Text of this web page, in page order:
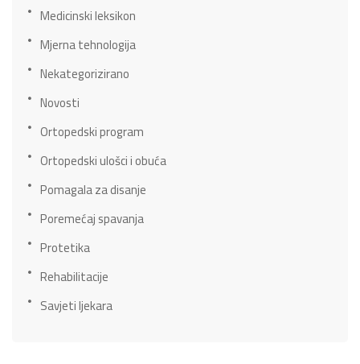
Medicinski leksikon
Mjerna tehnologija
Nekategorizirano
Novosti
Ortopedski program
Ortopedski ulošci i obuća
Pomagala za disanje
Poremećaj spavanja
Protetika
Rehabilitacije
Savjeti ljekara